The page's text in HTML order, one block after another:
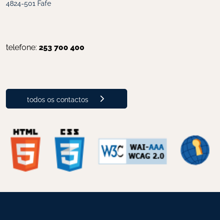
4824-501 Fafe
telefone: 253 700 400
todos os contactos